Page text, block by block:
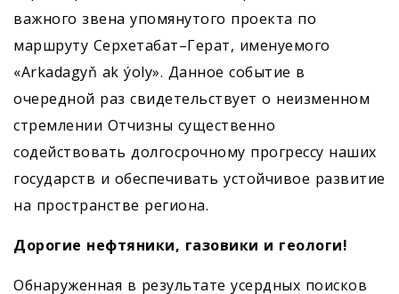
важного звена упомянутого проекта по
маршруту Серхетабат–Герат, именуемого
«Arkadagyň ak ýoly». Данное событие в
очередной раз свидетельствует о неизменном
стремлении Отчизны существенно
содействовать долгосрочному прогрессу наших
государств и обеспечивать устойчивое развитие
на пространстве региона.
Дорогие нефтяники, газовики и геологи!
Обнаруженная в результате усердных поисков